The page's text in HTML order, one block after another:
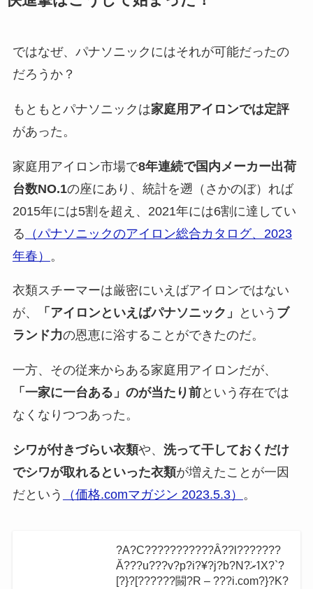
ではなぜ、パナソニックにはそれが可能だったの
だろうか？
もともとパナソニックは家庭用アイロンでは定評
があった。
家庭用アイロン市場で8年連続で国内メーカー出荷
台数NO.1の座にあり、統計を遡（さかのぼ）れば
2015年には5割を超え、2021年には6割に達してい
る （パナソニックのアイロン総合カタログ、2023
年春）
。
衣類スチーマーは厳密にいえばアイロンではない
が、
「アイロンといえばパナソニック」 という ブ
ランド力の恩恵に浴することができたのだ。
一方、その従来からある家庭用アイロンだが、
「一家に一台ある」のが当たり前という存在では
なくなりつつあった。
シワが付きづらい衣類や、 洗って干しておくだけ
でシワが取れるといった衣類が増えたことが一因
だという
（価格.comマガジン 2023.5.3） 。
?A?C???????????Ȃ??l???????
Ă???u???v?p?i?¥?j?b?N?̈ߗރX?`?
[?}?[??????闝?R – ???i.com?}?K?